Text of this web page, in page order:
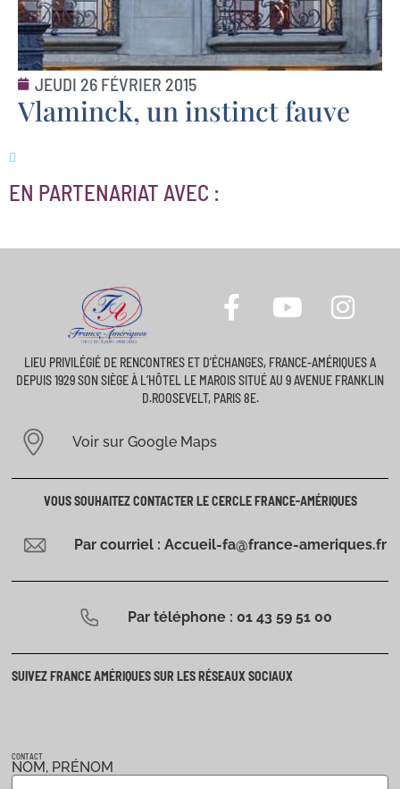
JEUDI 26 FÉVRIER 2015
Vlaminck, un instinct fauve
EN PARTENARIAT AVEC :
CONTACT
NOM, PRÉNOM
LIEU PRIVILÉGIÉ DE RENCONTRES ET D’ÉCHANGES, FRANCE-AMÉRIQUES A
DEPUIS 1929 SON SIÈGE À L’HÔTEL LE MAROIS SITUÉ AU 9 AVENUE FRANKLIN
D.ROOSEVELT, PARIS 8E.
Voir sur Google Maps
VOUS SOUHAITEZ CONTACTER LE CERCLE FRANCE-AMÉRIQUES
Par courriel : Accueil-fa@france-ameriques.fr
Par téléphone : 01 43 59 51 00
SUIVEZ FRANCE AMÉRIQUES SUR LES RÉSEAUX SOCIAUX